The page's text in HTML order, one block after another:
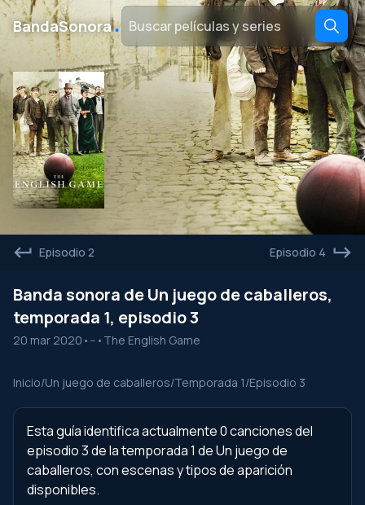
BandaSonora․
Episodio 2 Episodio 4
Banda sonora de Un juego de caballeros,
temporada 1, episodio 3
20 mar 2020 • -- • The English Game
Inicio/Un juego de caballeros/Temporada 1/Episodio 3
Esta guía identifica actualmente 0 canciones del
episodio 3 de la temporada 1 de Un juego de
caballeros, con escenas y tipos de aparición
disponibles.